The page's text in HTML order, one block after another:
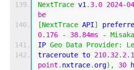
NextTrace v1 . 3.0 2024-04
be
[NextTrace API]
0.176
- 38.84ms - Misaka
IP Geo Data Provider:
traceroute to 210.32. 2.1
point . nxtrace. org), 30